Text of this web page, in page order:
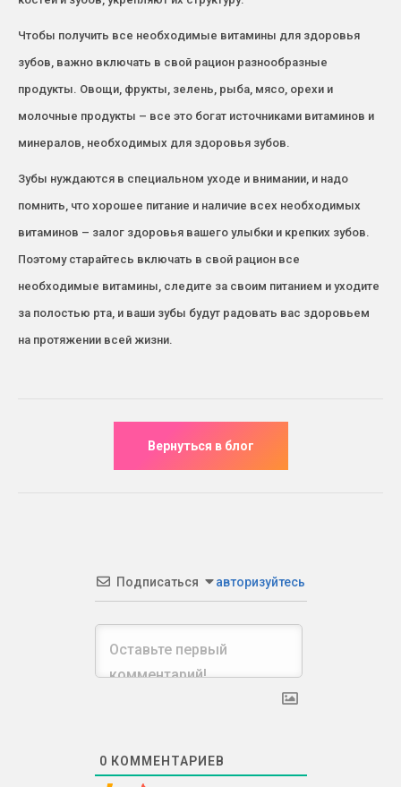
Чтобы получить все необходимые витамины для здоровья
зубов, важно включать в свой рацион разнообразные
продукты. Овощи, фрукты, зелень, рыба, мясо, орехи и
молочные продукты – все это богат источниками витаминов и
минералов, необходимых для здоровья зубов.
Зубы нуждаются в специальном уходе и внимании, и надо
помнить, что хорошее питание и наличие всех необходимых
витаминов – залог здоровья вашего улыбки и крепких зубов.
Поэтому старайтесь включать в свой рацион все
необходимые витамины, следите за своим питанием и уходите
за полостью рта, и ваши зубы будут радовать вас здоровьем
на протяжении всей жизни.
Подписаться авторизуйтесь
0 КОММЕНТАРИЕВ